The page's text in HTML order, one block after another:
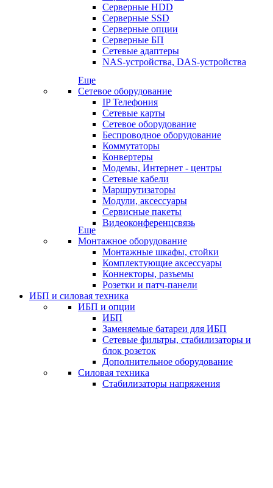
Серверные HDD
Серверные SSD
Серверные опции
Серверные БП
Сетевые адаптеры
NAS-устройства, DAS-устройства
Еще
Сетевое оборудование
IP Телефония
Сетевые карты
Сетевое оборудование
Беспроводное оборудование
Коммутаторы
Конвертеры
Модемы, Интернет - центры
Сетевые кабели
Маршрутизаторы
Модули, аксессуары
Сервисные пакеты
Видеоконференцсвязь
Еще
Монтажное оборудование
Монтажные шкафы, стойки
Комплектующие аксессуары
Коннекторы, разъемы
Розетки и патч-панели
ИБП и силовая техника
ИБП и опции
ИБП
Заменяемые батареи для ИБП
Сетевые фильтры, стабилизаторы и
блок розеток
Дополнительное оборудование
Силовая техника
Стабилизаторы напряжения